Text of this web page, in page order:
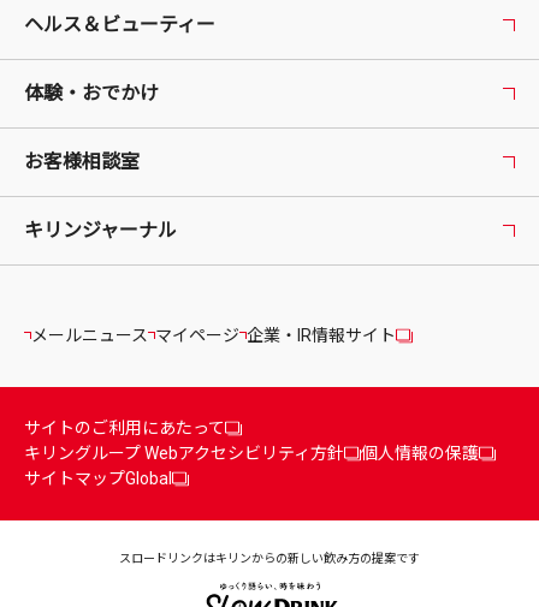
ヘルス＆ビューティー
体験・おでかけ
お客様相談室
キリンジャーナル
メールニュース マイページ 企業・IR情報サイト
サイトのご利用にあたって
キリングループ Webアクセシビリティ方針
個人情報の保護
サイトマップGlobal
スロードリンクはキリンからの新しい飲み方の提案です